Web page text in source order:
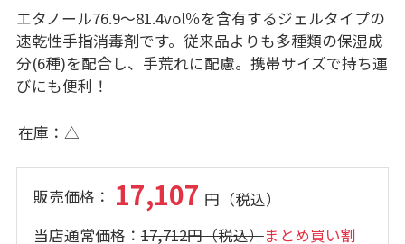
エタノール76.9～81.4vol％を含有するジェルタイプの
速乾性手指消毒剤です。従来品よりも多種類の保湿成
分(6種)を配合し、手荒れに配慮。携帯サイズで持ち運
びにも便利！
在庫 △
17,107
17,712円 まとめ買い割